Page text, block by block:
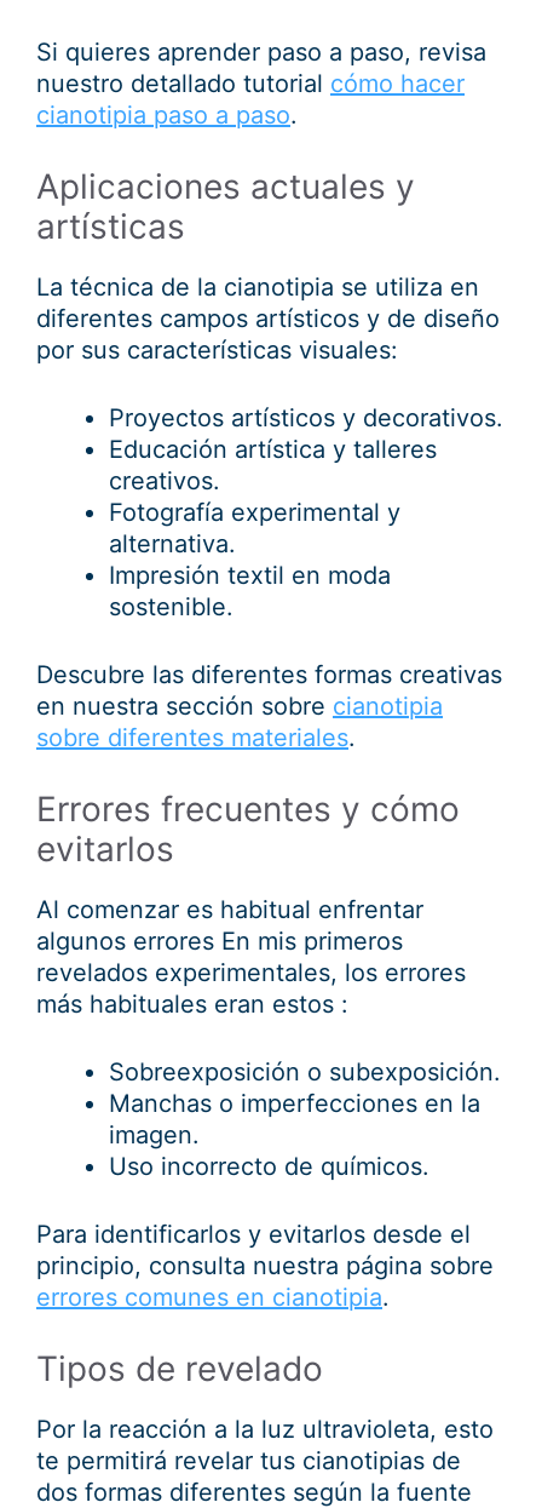
Si quieres aprender paso a paso, revisa
nuestro detallado tutorial cómo hacer
cianotipia paso a paso.
Aplicaciones actuales y
artísticas
La técnica de la cianotipia se utiliza en
diferentes campos artísticos y de diseño
por sus características visuales:
Proyectos artísticos y decorativos.
Educación artística y talleres
creativos.
Fotografía experimental y
alternativa.
Impresión textil en moda
sostenible.
Descubre las diferentes formas creativas
en nuestra sección sobre cianotipia
sobre diferentes materiales.
Errores frecuentes y cómo
evitarlos
Al comenzar es habitual enfrentar
algunos errores En mis primeros
revelados experimentales, los errores
más habituales eran estos :
Sobreexposición o subexposición.
Manchas o imperfecciones en la
imagen.
Uso incorrecto de químicos.
Para identificarlos y evitarlos desde el
principio, consulta nuestra página sobre
errores comunes en cianotipia.
Tipos de revelado
Por la reacción a la luz ultravioleta, esto
te permitirá revelar tus cianotipias de
dos formas diferentes según la fuente